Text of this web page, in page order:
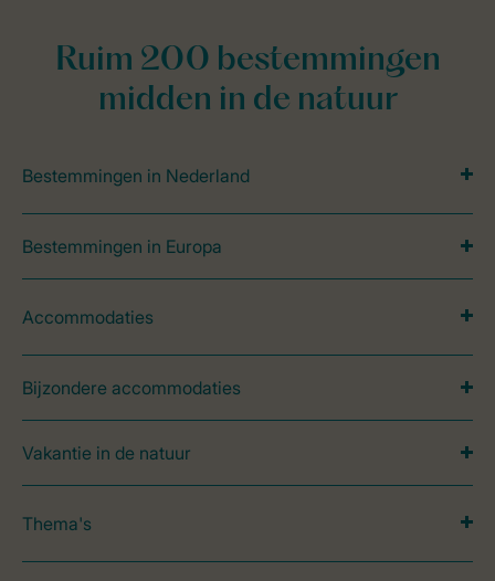
Ruim 200 bestemmingen
midden in de natuur
Bestemmingen in Nederland
Bestemmingen in Europa
Accommodaties
Bijzondere accommodaties
Vakantie in de natuur
Thema's